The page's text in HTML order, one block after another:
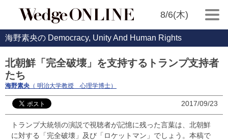
8/6(木)
海野素央の Democracy, Unity And Human Rights
北朝鮮「完全破壊」を支持するトランプ支持者
たち
海野素央 （ 明治大学教授 心理学博士）
2017/09/23
トランプ大統領の演説で視聴者が記憶に残った言葉は、北朝鮮
に対する「完全破壊」及び「ロケットマン」でしょう。本稿で